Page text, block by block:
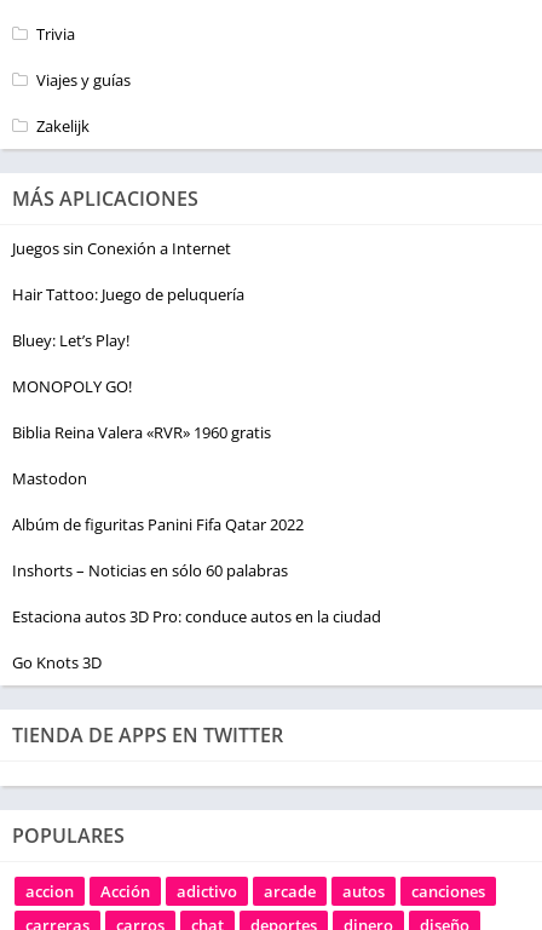
Trivia
Viajes y guías
Zakelijk
MÁS APLICACIONES
Juegos sin Conexión a Internet
Hair Tattoo: Juego de peluquería
Bluey: Let’s Play!
MONOPOLY GO!
Biblia Reina Valera «RVR» 1960 gratis
Mastodon
Albúm de figuritas Panini Fifa Qatar 2022
Inshorts – Noticias en sólo 60 palabras
Estaciona autos 3D Pro: conduce autos en la ciudad
Go Knots 3D
TIENDA DE APPS EN TWITTER
POPULARES
accion Acción adictivo arcade autos
canciones
carreras
carros chat deportes dinero diseño